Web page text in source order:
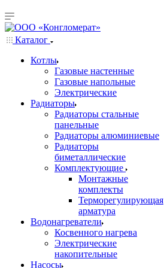
Каталог
Котлы
Газовые настенные
Газовые напольные
Электрические
Радиаторы
Радиаторы стальные
панельные
Радиаторы алюминиевые
Радиаторы
биметаллические
Комплектующие
Монтажные
комплекты
Терморегулирующая
арматура
Водонагреватели
Косвенного нагрева
Электрические
накопительные
Насосы